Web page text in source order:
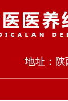
地址：陕